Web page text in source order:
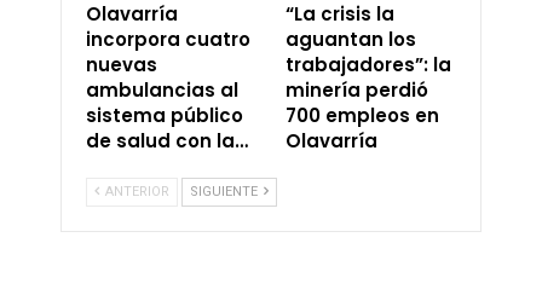
Olavarría
incorpora cuatro
nuevas
ambulancias al
sistema público
de salud con la…
“La crisis la
aguantan los
trabajadores”: la
minería perdió
700 empleos en
Olavarría
ANTERIOR SIGUIENTE